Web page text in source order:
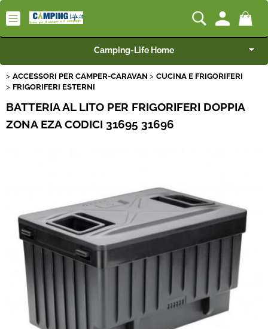
Camping-Life Home
Articoli per Camper e Caravan
Articoli per Furgonati e Van
BEST SELLER
Rimorchi
Nautica
Fineserie e Occasioni
ACCESSORI PER CAMPER-CARAVAN
CUCINA E FRIGORIFERI
FRIGORIFERI ESTERNI
BATTERIA AL LITO PER FRIGORIFERI DOPPIA
ZONA EZA CODICI 31695 31696